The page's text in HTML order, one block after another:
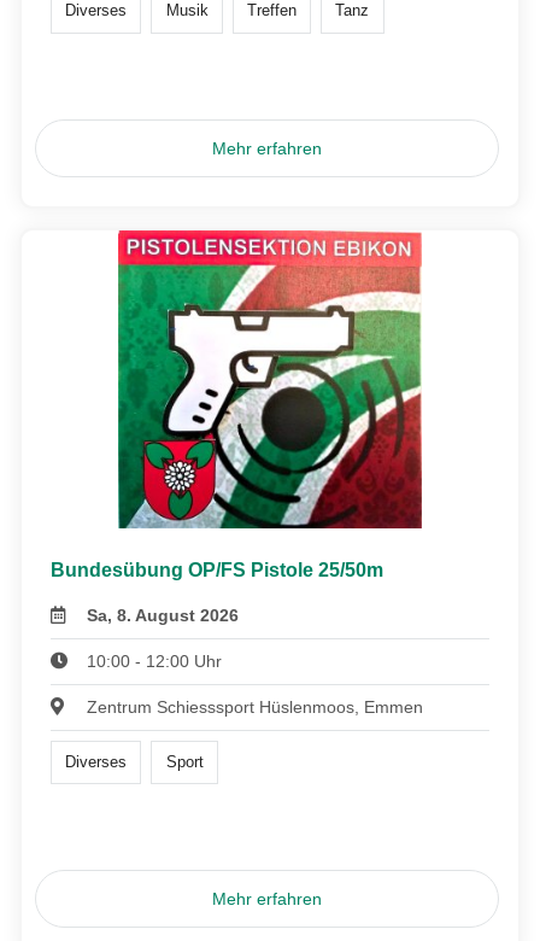
Diverses Musik Treffen Tanz
Mehr erfahren
Bundesübung OP/FS Pistole 25/50m
Sa, 8. August 2026
10:00 - 12:00 Uhr
Zentrum Schiesssport Hüslenmoos, Emmen
Diverses Sport
Mehr erfahren